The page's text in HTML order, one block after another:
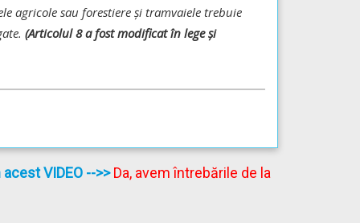
agricole sau forestiere și tramvaiele trebuie
(Articolul 8 a fost modificat în lege și
VIDEO -->>Da, avem întrebările de la